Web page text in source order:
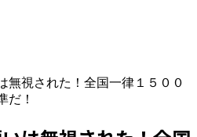
無視された！全国一律１５００
だ！